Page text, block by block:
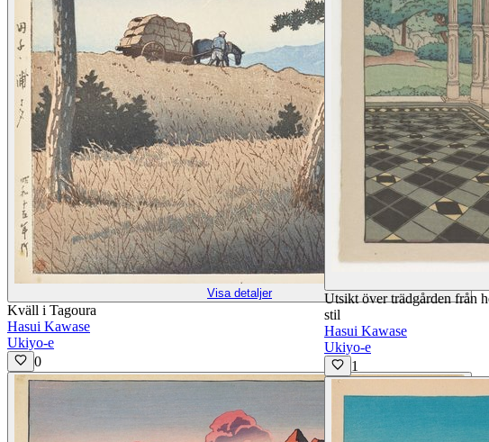
Visa detaljer
Kväll i Tagoura
Hasui Kawase
Ukiyo-e
0
Utsikt över trädgården från
stil
Hasui Kawase
Ukiyo-e
1